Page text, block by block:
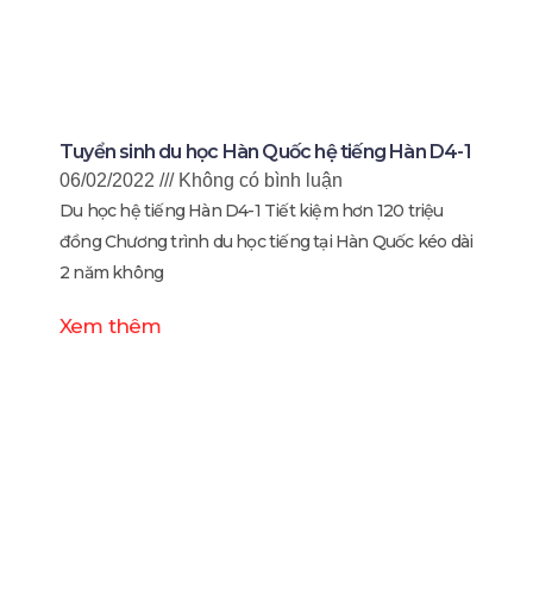
Tuyển sinh du học Hàn Quốc hệ tiếng Hàn D4-1
06/02/2022 Không có bình luận
Du học hệ tiếng Hàn D4-1 Tiết kiệm hơn 120 triệu
đồng Chương trình du học tiếng tại Hàn Quốc kéo dài
2 năm không
Xem thêm